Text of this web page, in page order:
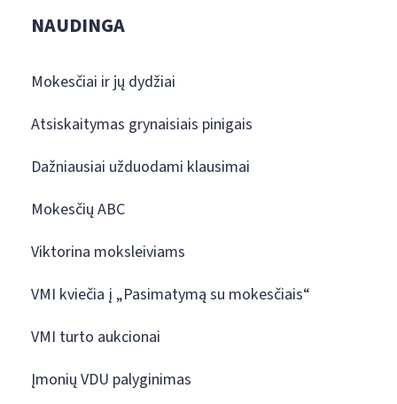
NAUDINGA
Mokesčiai ir jų dydžiai
Atsiskaitymas grynaisiais pinigais
Dažniausiai užduodami klausimai
Mokesčių ABC
Viktorina moksleiviams
VMI kviečia į „Pasimatymą su mokesčiais“
VMI turto aukcionai
Įmonių VDU palyginimas